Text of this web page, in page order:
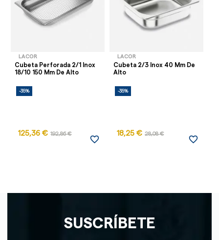
LACOR
Cubeta Perforada 2/1 Inox
18/10 150 Mm De Alto
-35%
125,36 € 192,86 €
favorite_border
LACOR
Cubeta 2/3 Inox 40 Mm De
Alto
-35%
18,25 € 28,08 €
favorite_border
SUSCRÍBETE